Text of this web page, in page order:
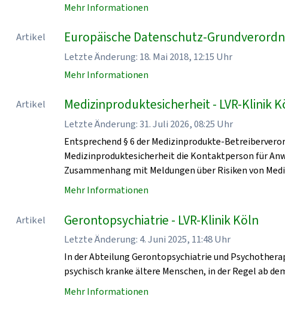
Mehr Informationen
Artikel Europäische Datenschutz-
Letzte Änderung: 18. Mai 2018, 12:15 Uhr
Mehr Informationen
Artikel Medizinproduktesicherheit - LVR-Klinik
Letzte Änderung: 31. Juli 2026, 08:25 Uhr
Entsprechend § 6 der Medizinprodukte-
Medizinproduktesicherheit die Kontaktperson für
Zusammenhang mit Meldungen über Risiken von
Mehr Informationen
Artikel Gerontopsychiatrie - LVR-Klinik Köln
Letzte Änderung: 4. Juni 2025, 11:48 Uhr
In der Abteilung Gerontopsychiatrie und
psychisch kranke ältere Menschen, in der Regel ab
Mehr Informationen